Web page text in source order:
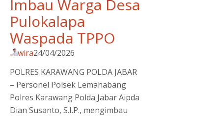
Imbau Warga Desa
Pulokalapa
Waspada TPPO
wira24/04/2026
POLRES KARAWANG POLDA JABAR
– Personel Polsek Lemahabang
Polres Karawang Polda Jabar Aipda
Dian Susanto, S.I.P., mengimbau